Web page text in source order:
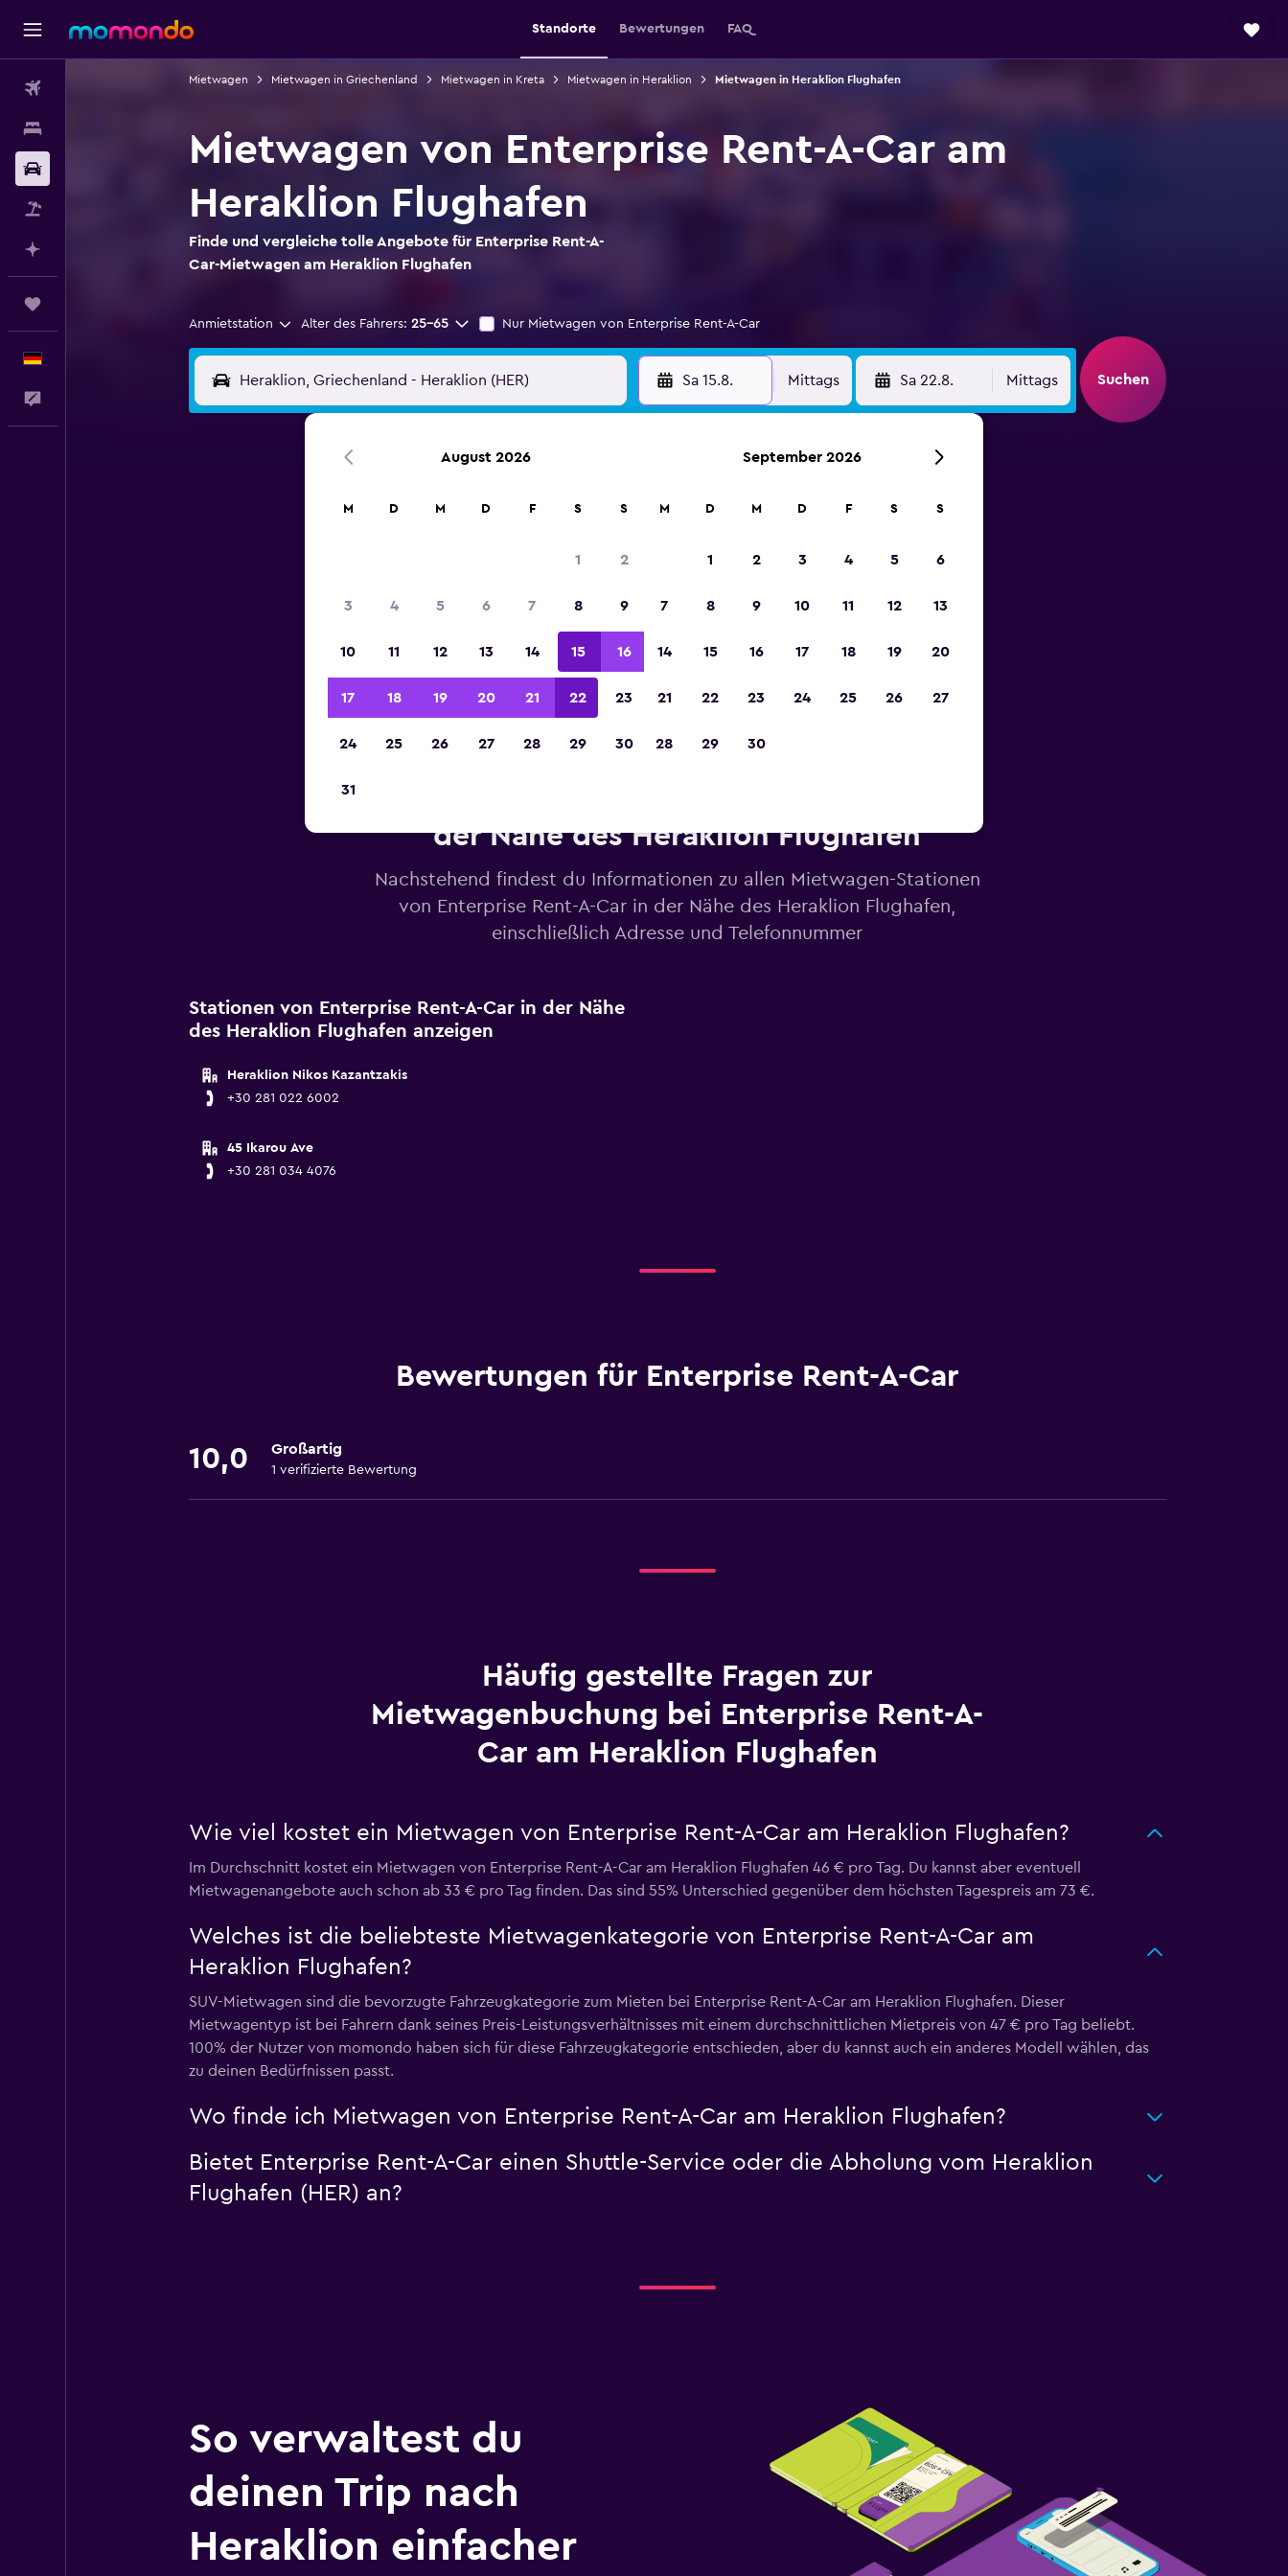
Standorte Bewertungen FAQ
Mietwagen Mietwagen in Griechenland Mietwagen in Kreta Mietwagen in Heraklion Mietwagen in Heraklion Flughafen
Mietwagen von Enterprise Rent-A-Car am
Heraklion Flughafen
Finde und vergleiche tolle Angebote für Enterprise Rent-A-
Car-Mietwagen am Heraklion Flughafen
Anmietstation Alter des Fahrers: 25-65 Nur Mietwagen von Enterprise Rent-A-Car
Sa 15.8. Mittags Sa 22.8. Mittags Suchen
Sieger 2023 gekürt
der Nähe des Heraklion Flughafen
Nachstehend findest du Informationen zu allen Mietwagen-Stationen
von Enterprise Rent-A-Car in der Nähe des Heraklion Flughafen,
einschließlich Adresse und Telefonnummer
Stationen von Enterprise Rent-A-Car in der Nähe
des Heraklion Flughafen anzeigen
Heraklion Nikos Kazantzakis
+30 281 022 6002
45 Ikarou Ave
+30 281 034 4076
Bewertungen für Enterprise Rent-A-Car
10,0 Großartig
1 verifizierte Bewertung
Häufig gestellte Fragen zur
Mietwagenbuchung bei Enterprise Rent-A-
Car am Heraklion Flughafen
Wie viel kostet ein Mietwagen von Enterprise Rent-A-Car am Heraklion Flughafen?
Im Durchschnitt kostet ein Mietwagen von Enterprise Rent-A-Car am Heraklion Flughafen 46 € pro Tag. Du kannst aber eventuell
Mietwagenangebote auch schon ab 33 € pro Tag finden. Das sind 55% Unterschied gegenüber dem höchsten Tagespreis am 73 €.
Welches ist die beliebteste Mietwagenkategorie von Enterprise Rent-A-Car am
Heraklion Flughafen?
SUV-Mietwagen sind die bevorzugte Fahrzeugkategorie zum Mieten bei Enterprise Rent-A-Car am Heraklion Flughafen. Dieser
Mietwagentyp ist bei Fahrern dank seines Preis-Leistungsverhältnisses mit einem durchschnittlichen Mietpreis von 47 € pro Tag beliebt.
100% der Nutzer von momondo haben sich für diese Fahrzeugkategorie entschieden, aber du kannst auch ein anderes Modell wählen, das
zu deinen Bedürfnissen passt.
Wo finde ich Mietwagen von Enterprise Rent-A-Car am Heraklion Flughafen?
Bietet Enterprise Rent-A-Car einen Shuttle-Service oder die Abholung vom Heraklion
Flughafen (HER) an?
So verwaltest du
deinen Trip nach
Heraklion einfacher
August 2026
M D M D F S S
1 2
3 4 5 6 7 8 9
10 11 12 13 14 15 16
17 18 19 20 21 22 23
24 25 26 27 28 29 30
31
September 2026
M D M D F S S
1 2 3 4 5 6
7 8 9 10 11 12 13
14 15 16 17 18 19 20
21 22 23 24 25 26 27
28 29 30